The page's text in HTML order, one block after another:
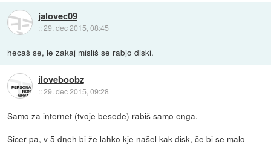
jalovec09
::29. dec 2015, 08:45
hecaš se, le zakaj misliš se rabjo diski.
iloveboobz
::29. dec 2015, 09:28
Samo za internet (tvoje besede) rabiš samo enga.
Sicer pa, v 5 dneh bi že lahko kje našel kak disk, če bi se malo